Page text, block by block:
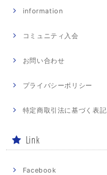
information
コミュニティ入会
お問い合わせ
プライバシーポリシー
特定商取引法に基づく表記
Link
Facebook